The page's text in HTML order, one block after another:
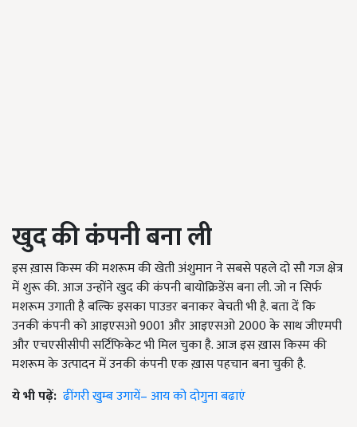
खुदकीकंपनीबनाली
इस ख़ास किस्म की मशरूम की खेती अंशुमान ने सबसे पहले दो सौ गज क्षेत्र
में शुरू की. आज उन्होंने खुद की कंपनी बायोक्रिडेंस बना ली. जो न सिर्फ
मशरूम उगाती है बल्कि इसका पाउडर बनाकर बेचती भी है. बता दें कि
उनकी कंपनी को आइएसओ 9001 और आइएसओ 2000 के साथ जीएमपी
और एचएसीसीपी सर्टिफिकेट भी मिल चुका है. आज इस ख़ास किस्म की
मशरूम के उत्पादन में उनकी कंपनी एक ख़ास पहचान बना चुकी है.
ये भी पढ़ें: ढींगरी खुम्ब उगायें– आय को दोगुना बढाएं